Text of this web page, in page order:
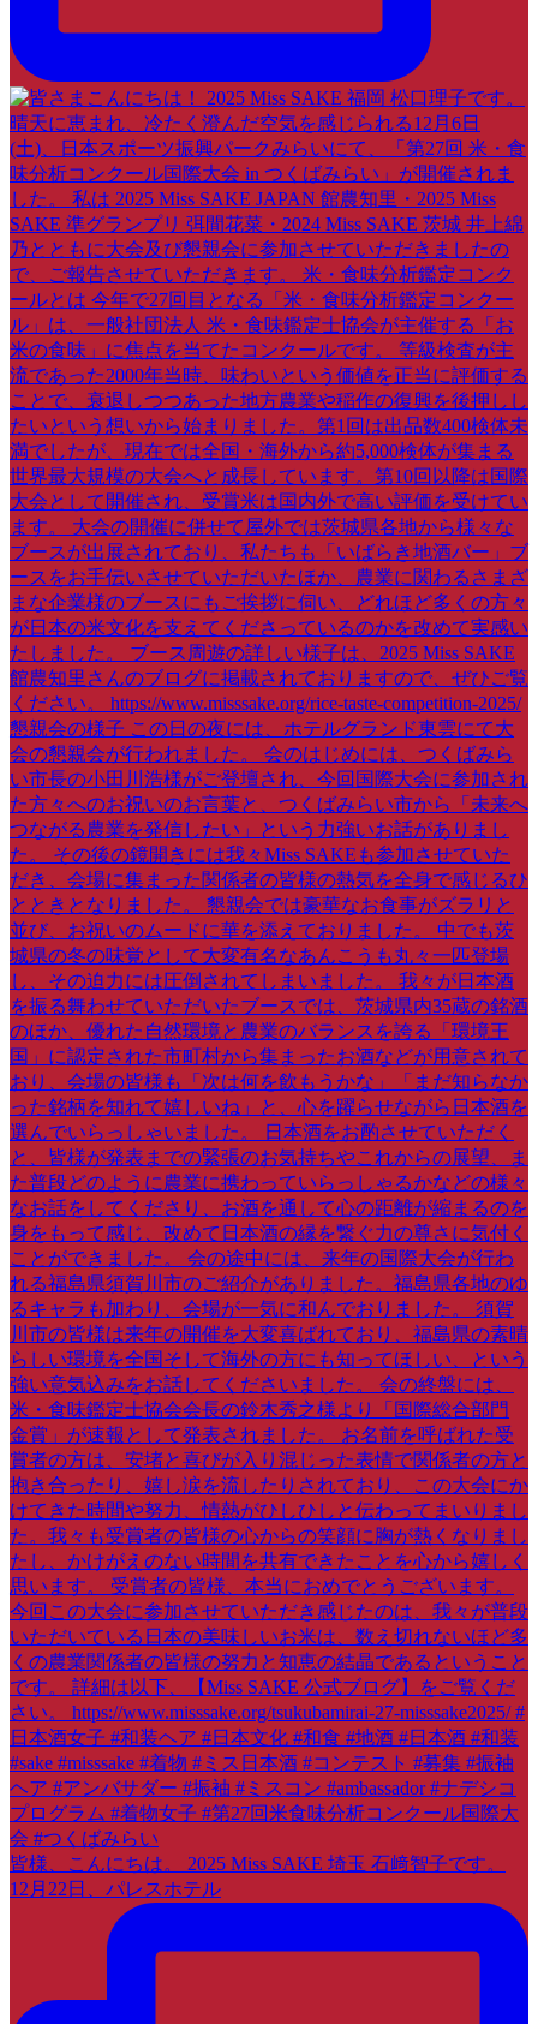
皆様、こんにちは。 2025 Miss SAKE 埼玉 石﨑智子です。
12月22日、パレスホテル